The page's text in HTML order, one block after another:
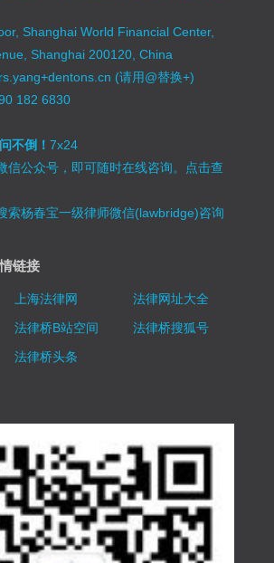
Shanghai World Financial Center,
Shanghai 200120, China
(请用@替换+)
182 6830
不倒！7x24
信公众号，即可随时在线咨询。 点击查
索杨春宝一级律师微信(lawbridge)咨询
链接
上海法律网
法律网址大全
法律桥B站空间
法律桥搜狐号
法律桥头条